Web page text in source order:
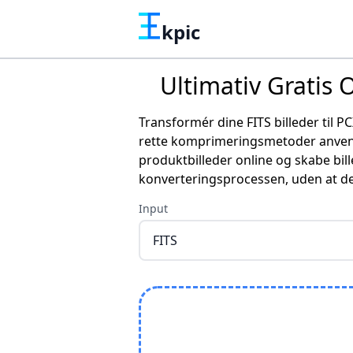
kpic
Ultimativ Gratis
Transformér dine FITS billeder til
rette komprimeringsmetoder
produktbilleder online og skabe
konverteringsprocessen, uden at
Input
FITS